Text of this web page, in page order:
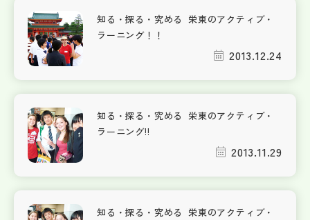
知る・探る・究める 栄東のアクティブ・
ラーニング！！
2013.12.24
知る・探る・究める 栄東のアクティブ・
ラーニング!!
2013.11.29
知る・探る・究める 栄東のアクティブ・